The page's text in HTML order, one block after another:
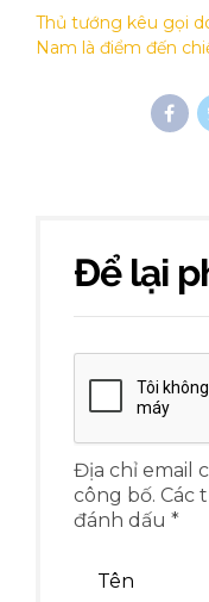
Thủ tướng kêu gọi
Nam là điểm đến
Để lại
Địa chỉ email
công bố. Các
đánh dấu *